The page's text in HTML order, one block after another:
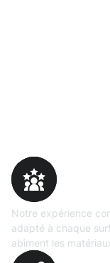
Notre expérience
adapté à chaque
abîment les